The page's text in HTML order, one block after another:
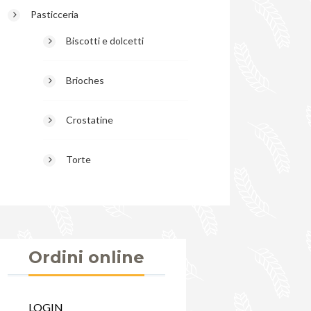
Pasticceria
Biscotti e dolcetti
Brioches
Crostatine
Torte
Ordini online
LOGIN